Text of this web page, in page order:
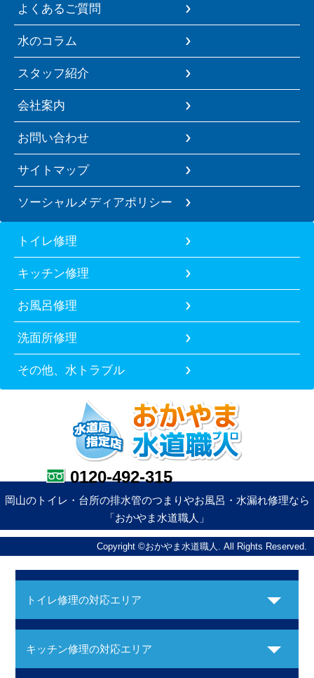
よくあるご質問
水のコラム
スタッフ紹介
会社案内
お問い合わせ
サイトマップ
ソーシャルメディアポリシー
トイレ修理
キッチン修理
お風呂修理
洗面所修理
その他、水トラブル
0120-492-315
岡山のトイレ・台所の排水管のつまりやお風呂・水漏れ修理なら
「おかやま水道職人」
Copyright ©おかやま水道職人. All Rights Reserved.
トイレ修理の対応エリア
キッチン修理の対応エリア